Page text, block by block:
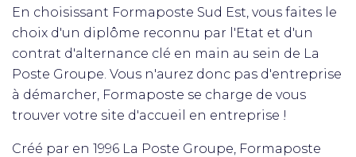
En choisissant Formaposte Sud Est, vous faites le
choix d'un diplôme reconnu par l'Etat et d'un
contrat d'alternance clé en main au sein de La
Poste Groupe. Vous n'aurez donc pas d'entreprise
à démarcher, Formaposte se charge de vous
trouver votre site d'accueil en entreprise !
Créé par en 1996 La Poste Groupe, Formaposte